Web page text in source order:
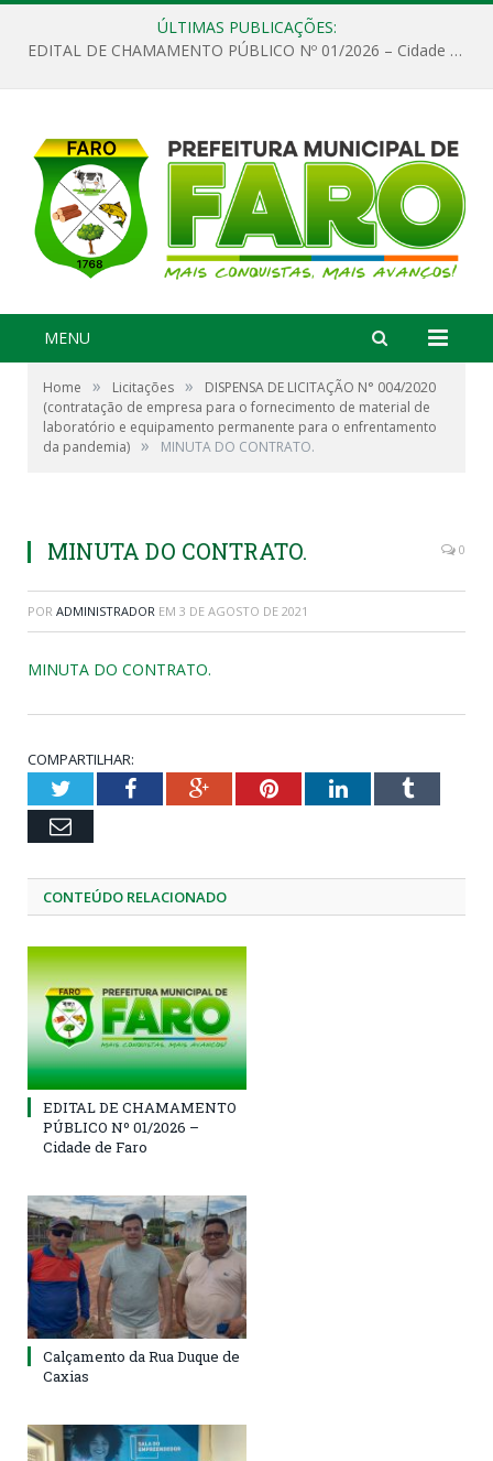
ÚLTIMAS PUBLICAÇÕES:
EDITAL DE CHAMAMENTO PÚBLICO Nº 01/2026 – Cidade de Faro
MENU
Home » Licitações »
DISPENSA DE LICITAÇÃO N° 004/2020
(contratação de empresa para o fornecimento de material de
laboratório e equipamento permanente para o enfrentamento
da pandemia) » MINUTA DO CONTRATO.
MINUTA DO CONTRATO. 0
POR ADMINISTRADOR EM 3 DE AGOSTO DE 2021
MINUTA DO CONTRATO.
COMPARTILHAR:
TwitterFacebookGoogle+PinterestLinkedInTumblr
Email
CONTEÚDO RELACIONADO
EDITAL DE CHAMAMENTO
PÚBLICO Nº 01/2026 –
Cidade de Faro
Calçamento da Rua Duque de
Caxias